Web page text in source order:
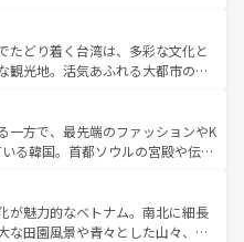
フードやハワイアンミュージッ
など、すべてがハワイの魅力を彩
新しい発見と感動が待っているハ
そびえるウルル（エアーズロッ
い原生林やケアンズの熱帯雨林な
。また、カフェやワイン、オージ
実しており、サーフィンやダイ
、アウトドア好きにはたまらな
彩な魅力を存分に味わいつくそ
たどり着く台湾は、多彩な文化と
観光地。活気あふれる大都市の台
ある台湾東部など、都市の喧騒
ており、訪れる人に新しい発見と
。また、奥深い台湾の食文化も魅
ツなど、バラエティ豊かな料理
お、新着の台湾情報は コンテンツ一覧を参
一方で、最先端のファッションやK
る韓国。首都ソウルの宮殿や伝統
季折々の自然美を楽しむことが
や焼肉、絶品のストリートフード
理が待っている。夜には、韓国な
が魅力的なベトナム。南北に細長
な田園風景や青々とした山々、世